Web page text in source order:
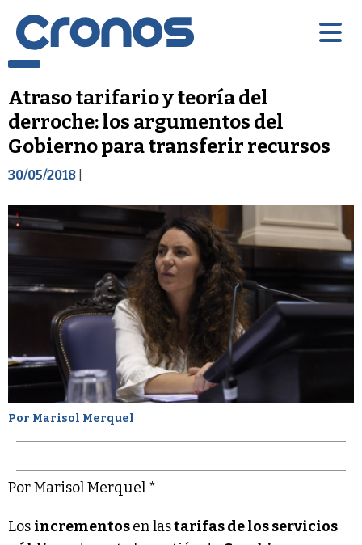
Atraso tarifario y teoría del
derroche: los argumentos del
Gobierno para transferir recursos
30/05/2018
Por Marisol Merquel
Por Marisol Merquel *
Los incrementosen lastarifas de los servicios